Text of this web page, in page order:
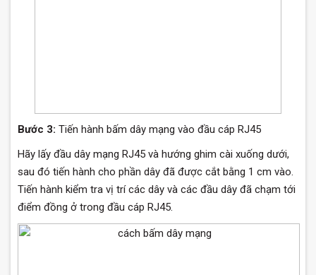
Bước 3: Tiến hành bấm dây mạng vào đầu cáp RJ45
Hãy lấy đầu dây mạng RJ45 và hướng ghim cài xuống dưới,
sau đó tiến hành cho phần dây đã được cắt bằng 1 cm vào.
Tiến hành kiểm tra vị trí các dây và các đầu dây đã chạm tới
điểm đồng ở trong đầu cáp RJ45.